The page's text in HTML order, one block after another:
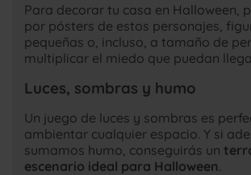
Para decorar tu casa en Halloween,
por pósters de estos personajes,
pequeñas o, incluso, a tamaño de
multiplicar el miedo que puedan
Luces, sombras y humo
Un juego de luces y sombras es
ambientar cualquier espacio. Y si
sumamos humo, conseguirás un
escenario ideal para Halloween.